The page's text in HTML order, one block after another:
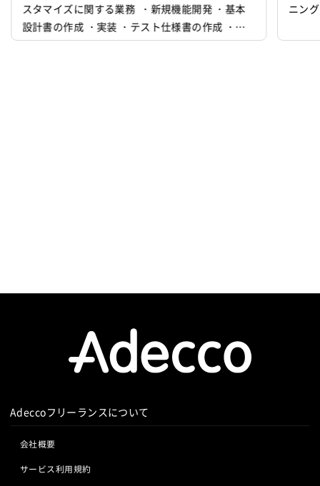
スタマイズに関する業務 ・新規機能開発 ・基本
設計書の作成 ・実装 ・テスト仕様書の作成 ・納
品 ・改修 ・運用, 保守 etc.
ニン
Adeccoフリーランスについて
会社概要
サービス利用規約